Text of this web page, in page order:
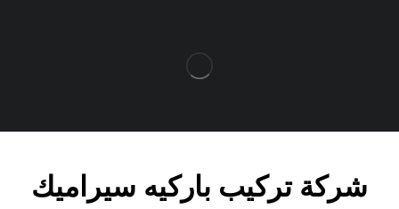
شركة تركيب باركيه سيراميك